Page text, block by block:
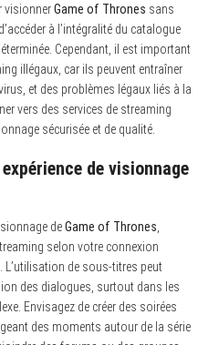
visionnerGame of Thrones sans
à l’intégralité du catalogue
Cependant, il est important
illégaux, car ils peuvent entraîner
et des problèmes légaux liés à la
vers des services de streaming
sécurisée et de qualité.
de visionnage
deGame of Thrones
selon votre connexion
L’utilisation de sous-titres peut
des dialogues, surtout dans les
Envisagez de créer des soirées
des moments autour de la série